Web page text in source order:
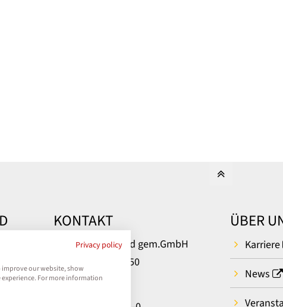
KONTAKT
Klinikum Bielefeld gem.GmbH
Teutoburger Str. 50
33604 Bielefeld
ÜBER
Karriere
News
Privacy policy
improve our website, show
For more information